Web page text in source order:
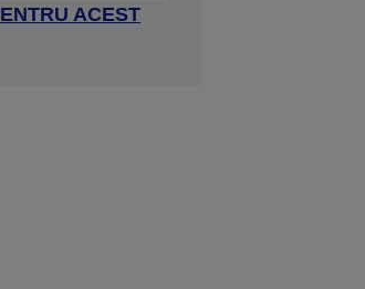
ACEST